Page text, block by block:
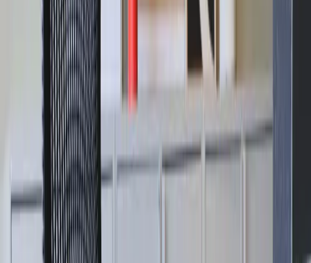
Generation från välkända Knoll är en mångsidig kontorsstol av hög
kvalitet med ett exklusivt utförande som också är mycket
ergonomisk. Det som verkligen utmärker Generation är den härliga
Flex Back-ryggen, tillverkad av högpresterande elastomer – en typ
av polymer med gummiliknande egenskaper som gör att den kan
tänjas och återgå till sin ursprungliga form efter att trycket avlägsnas.
Flex Back-ryggen stärker upp kroppen och följer med i dina rörelser,
vilket möjliggör många olika sittpositioner. Du kan både sitta på
sidan och framåt eller bakåt. Den övre kanten av ryggen kan vikas
över, vilket ger ett bekvämt armstöd för sidosittande. Den kurviga
åttakantiga strukturen i ryggen möjliggör sidledsfunktion och ger
optimalt stöd för axlar och ländrygg. Flex Back-ryggstödet är
tillverkat i ett elastiskt och ventilerande material som gör att du inte
blir för varm, och det har både ett låst och ett olåst läge. Armstöden
är justerbara i höjd för att ytterligare anpassa stolen efter dina behov.
Stolen erbjuder även en flexibel sits som kan böja sig upp till 270
grader längs kanterna, utan hårda ramar eller störande reglage, vilket
skapar en oavbruten och bekväm upplevelse. Dessutom kan sitsens
djup justeras med 7,5 cm för att passa just din kropp.